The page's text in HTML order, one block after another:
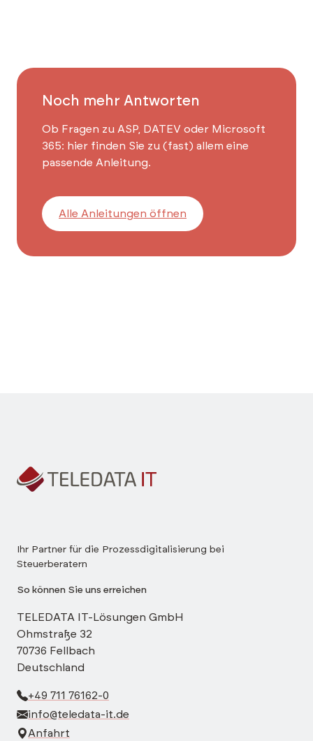
Noch mehr Antworten
Ob Fragen zu ASP, DATEV oder Microsoft
365: hier finden Sie zu (fast) allem eine
passende Anleitung.
Alle Anleitungen öffnen
Ihr Partner für die Prozessdigitalisierung bei
Steuerberatern
So können Sie uns erreichen
TELEDATA IT-Lösungen GmbH
Ohmstraße 32
70736 Fellbach
Deutschland
+49 711 76162-0
info@teledata-it.de
Anfahrt